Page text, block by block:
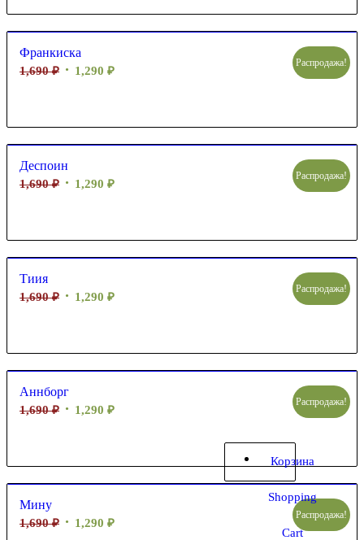
Корзина
Shopping
Cart
Франкиска
1,690₽ 1,290 ₽
Распродажа!
Деспоин
1,690₽ 1,290 ₽
Распродажа!
Тиия
1,690₽ 1,290 ₽
Распродажа!
Аннборг
1,690₽ 1,290 ₽
Распродажа!
Мину
1,690₽ 1,290 ₽
Распродажа!